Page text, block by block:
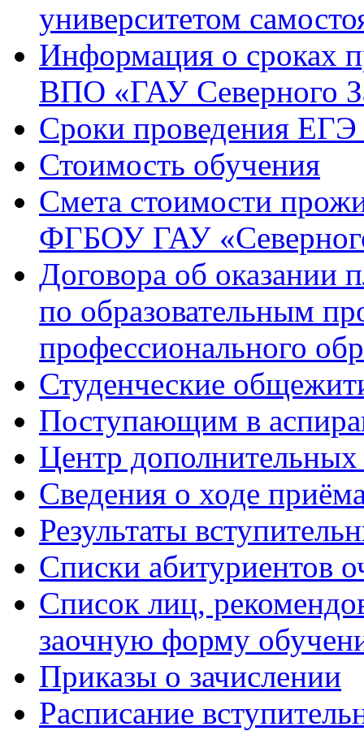
университетом
Информация о сроках
ВПО «ГАУ Северного
Сроки проведения ЕГЭ
Стоимость обучения
Смета стоимости
ФГБОУ ГАУ
Договора об оказании
по образовательным
профессионального
Студенческие
Поступающим в
Центр дополнительных
Сведения о ходе
Результаты
Списки абитуриентов
Список лиц,
заочную форму
Приказы о зачислении
Расписание